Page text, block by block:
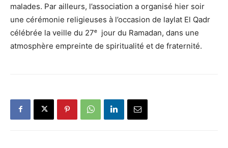
malades. Par ailleurs, l’association a organisé hier soir
une cérémonie religieuses à l’occasion de laylat El Qadr
célébrée la veille du 27ᵉ jour du Ramadan, dans une
atmosphère empreinte de spiritualité et de fraternité.